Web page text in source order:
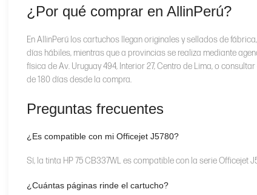
¿Por qué comprar en AllinPerú?
En AllinPerú los cartuchos llegan originales y sellados de
días hábiles, mientras que a provincias se realiza mediante
física de Av. Uruguay 494, Interior 27, Centro de Lima, o
de 180 días desde la compra.
Preguntas frecuentes
¿Es compatible con mi Officejet J5780?
Sí, la tinta HP 75 CB337WL es compatible con la serie Officejet
¿Cuántas páginas rinde el cartucho?